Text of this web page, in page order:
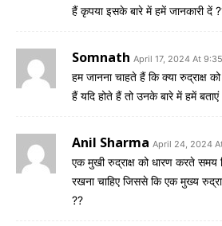
हैं कृपया इसके बारे में हमें जानकारी दें
Somnath April 17, 2024 At
हम जानना चाहते हैं कि क्या रुद्राक्ष
हैं यदि होते हैं तो उनके बारे में हमें बताएं
Anil Sharma April 24, 2024
एक मुखी रुद्राक्ष को धारण करते समय
रखना चाहिए जिससे कि एक मुख्य
??